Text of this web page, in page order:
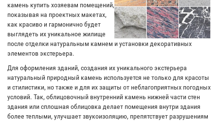
камень купить хозяевам помещений,
показывая на проектных макетах,
как красиво и гармонично будет
выглядеть их уникальное жилище
после отделки натуральным камнем и установки декоративных
элементов экстерьера.
Для оформления зданий, создания их уникального экстерьера
натуральный природный камень используется не только для красоты
и стилистики, но также и для их защиты от неблагоприятных погодных
условий. Так, облицовочный внутренний камень нижней части стен
здания или сплошная облицовка делает помещения внутри здания
более теплыми, улучшает звукоизоляцию, препятствует разрушениям